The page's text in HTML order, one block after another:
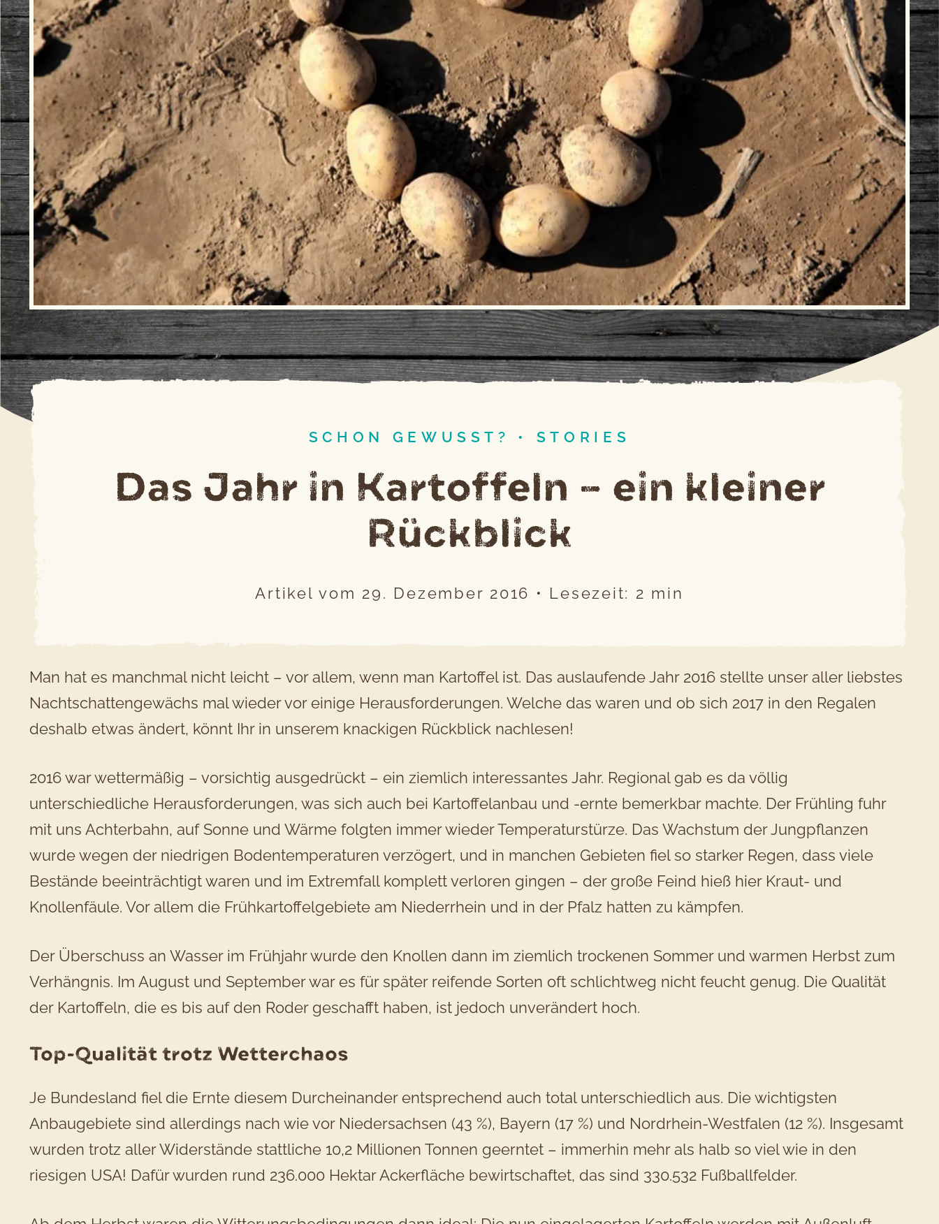
SCHON GEWUSST? • STORIES
Das Jahr in Kartoffeln – ein kleiner
Rückblick
Artikel vom 29. Dezember 2016 • Lesezeit: 2 min
Man hat es manchmal nicht leicht – vor allem, wenn man Kartoffel ist. Das auslaufende Jahr 2016 stellte unser aller liebstes
Nachtschattengewächs mal wieder vor einige Herausforderungen. Welche das waren und ob sich 2017 in den Regalen
deshalb etwas ändert, könnt Ihr in unserem knackigen Rückblick nachlesen!
2016 war wettermäßig – vorsichtig ausgedrückt – ein ziemlich interessantes Jahr. Regional gab es da völlig
unterschiedliche Herausforderungen, was sich auch bei Kartoffelanbau und -ernte bemerkbar machte. Der Frühling fuhr
mit uns Achterbahn, auf Sonne und Wärme folgten immer wieder Temperaturstürze. Das Wachstum der Jungpflanzen
wurde wegen der niedrigen Bodentemperaturen verzögert, und in manchen Gebieten fiel so starker Regen, dass viele
Bestände beeinträchtigt waren und im Extremfall komplett verloren gingen – der große Feind hieß hier Kraut- und
Knollenfäule. Vor allem die Frühkartoffelgebiete am Niederrhein und in der Pfalz hatten zu kämpfen.
Der Überschuss an Wasser im Frühjahr wurde den Knollen dann im ziemlich trockenen Sommer und warmen Herbst zum
Verhängnis. Im August und September war es für später reifende Sorten oft schlichtweg nicht feucht genug. Die Qualität
der Kartoffeln, die es bis auf den Roder geschafft haben, ist jedoch unverändert hoch.
Top-Qualität trotz Wetterchaos
Je Bundesland fiel die Ernte diesem Durcheinander entsprechend auch total unterschiedlich aus. Die wichtigsten
Anbaugebiete sind allerdings nach wie vor Niedersachsen (43 %), Bayern (17 %) und Nordrhein-Westfalen (12 %). Insgesamt
wurden trotz aller Widerstände stattliche 10,2 Millionen Tonnen geerntet – immerhin mehr als halb so viel wie in den
riesigen USA! Dafür wurden rund 236.000 Hektar Ackerfläche bewirtschaftet, das sind 330.532 Fußballfelder.